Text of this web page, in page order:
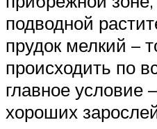
подводной
прудок мелкий –
происходить по
главное условие
хороших